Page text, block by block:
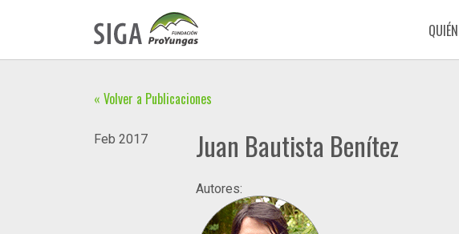
« Volver a Publicaciones
Feb 2017 Juan Bautista Benítez
Autores: